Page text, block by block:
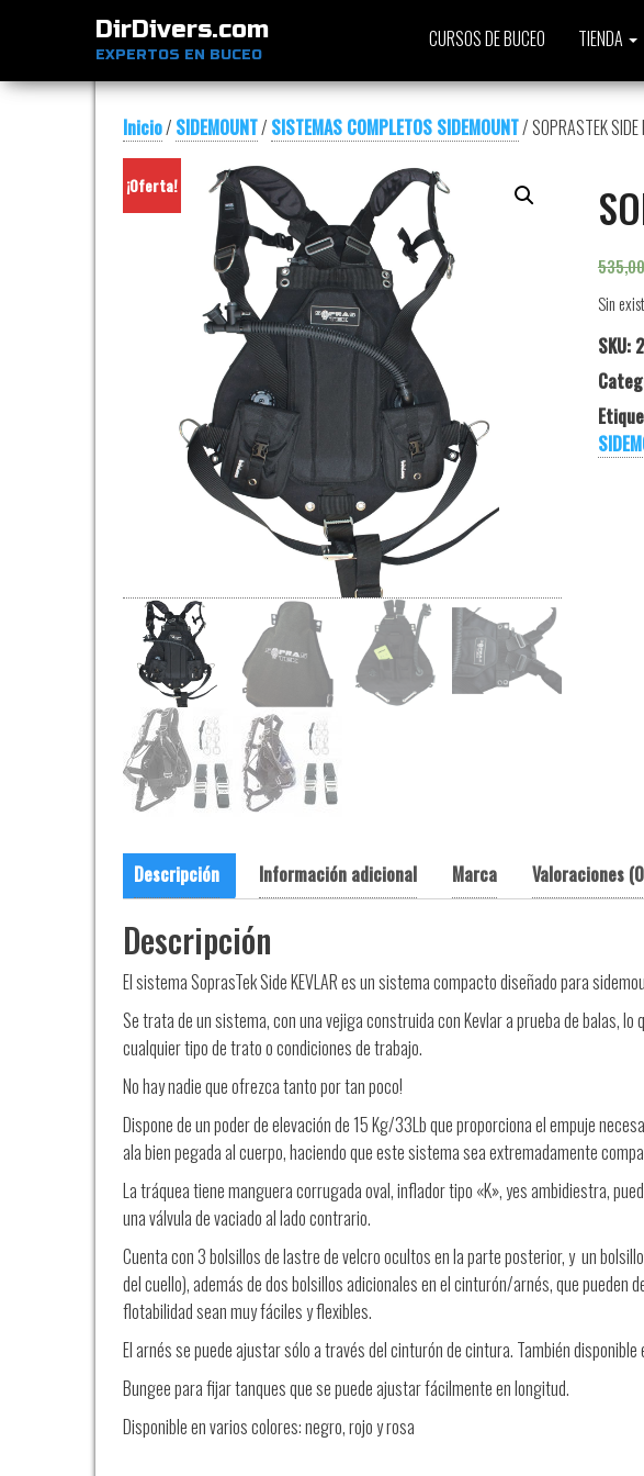
DirDivers.com
EXPERTOS EN BUCEO
CURSOS DE BUCEO TIENDA
Inicio/ SIDEMOUNT/ SISTEMAS COMPLETOS SIDEMOUNT/ SOPRASTEK SIDE
¡Oferta!
535,00
Sin
SKU:
Descripción Información adicional Marca Valoraciones
Descripción
El sistema SoprasTek Side KEVLAR es un sistema compacto diseñado para
Se trata de un sistema, con una vejiga construida con Kevlar a prueba de balas,
cualquier tipo de trato o condiciones de trabajo.
No hay nadie que ofrezca tanto por tan poco!
Dispone de un poder de elevación de 15 Kg/33Lb que proporciona el empuje
ala bien pegada al cuerpo, haciendo que este sistema sea extremadamente
La tráquea tiene manguera corrugada oval, inflador tipo «K», yes ambidiestra,
una válvula de vaciado al lado contrario.
Cuenta con 3 bolsillos de lastre de velcro ocultos en la parte posterior, y un
del cuello), además de dos bolsillos adicionales en el cinturón/arnés, que pueden
flotabilidad sean muy fáciles y flexibles.
El arnés se puede ajustar sólo a través del cinturón de cintura. También
Bungee para fijar tanques que se puede ajustar fácilmente en longitud.
Disponible en varios colores: negro, rojo y rosa